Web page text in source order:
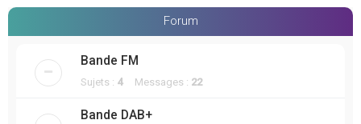
Forum
Bande FM
Sujets : 4Messages : 22
Bande DAB+